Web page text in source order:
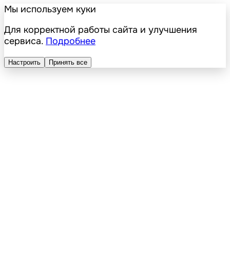
Мы используем куки
Для корректной работы сайта и улучшения
сервиса. Подробнее
Настроить Принять все